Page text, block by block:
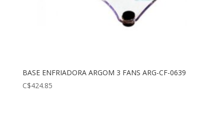
BASE ENFRIADORA ARGOM 3 FANS ARG-CF-0639
C$424.85